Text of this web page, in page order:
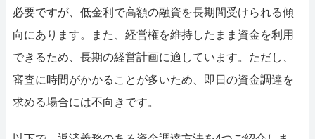
必要ですが、低金利で高額の融資を長期間受けられる傾
向にあります。また、経営権を維持したまま資金を利用
できるため、長期の経営計画に適しています。ただし、
審査に時間がかかることが多いため、即日の資金調達を
求める場合には不向きです。